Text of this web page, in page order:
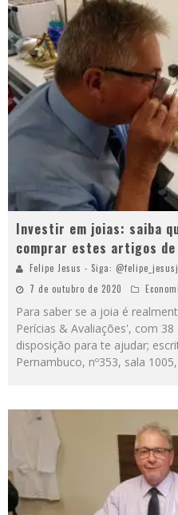
Investir em joias: saiba
comprar estes artigos de
Felipe Jesus - Siga:
7 de outubro de 2020
Para saber se a joia é
Perícias & Avaliações', com
disposição para te ajudar;
Pernambuco, nº353, sala